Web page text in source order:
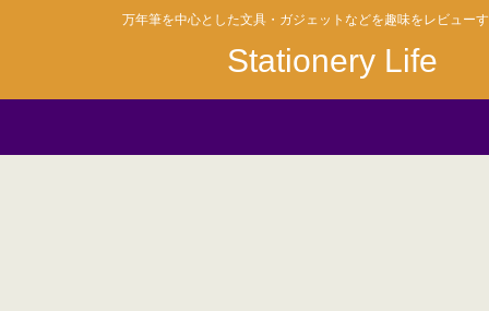
万年筆を中心とした文具・ガジェットなどを趣味をレビュー
Stationery Life